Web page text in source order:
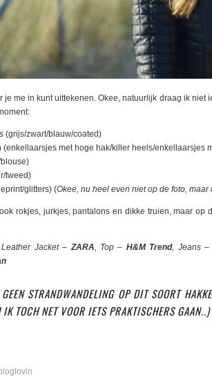
je me in kunt uittekenen. Okee, natuurlijk draag ik
(grijs/zwart/blauw/coated)
(enkellaarsjes met hoge hak/killer heels/enkellaarsjes
tweed)
glitters) (Okee, nu heel even niet op de foto, maar
rokjes, jurkjes, pantalons en dikke truien, maar op
Leather Jacket –ZARA, Top – H&M Trend, Jeans –
STRANDWANDELING OP DIT SOORT
IK TOCH NET VOOR IETS PRAKTISCHERS GAAN..)